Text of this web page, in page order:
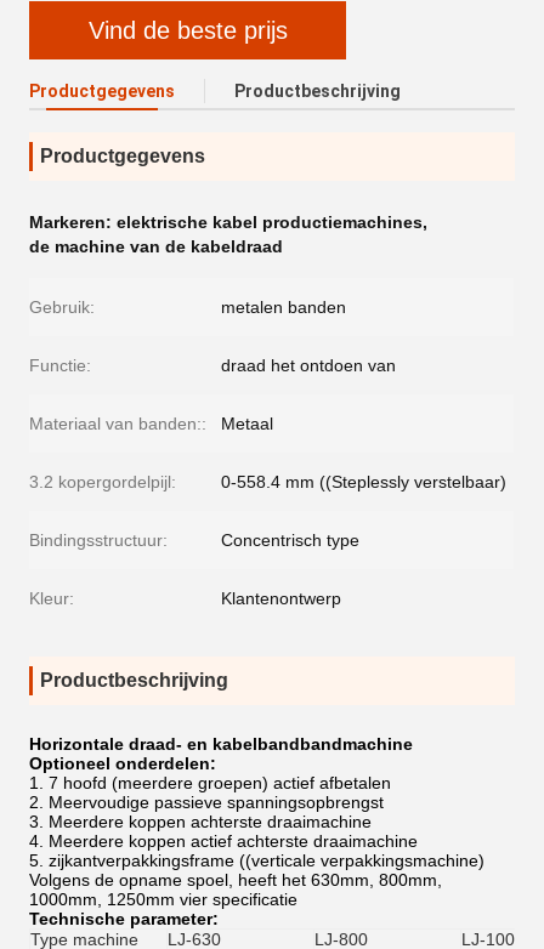
Vind de beste prijs
Productgegevens Productbeschrijving
Productgegevens
Markeren: elektrische kabel productiemachines,
de machine van de kabeldraad
Gebruik: metalen banden
Functie: draad het ontdoen van
Materiaal van banden:: Metaal
3.2 kopergordelpijl: 0-558.4 mm ((Steplessly verstelbaar)
Bindingsstructuur: Concentrisch type
Kleur: Klantenontwerp
Productbeschrijving
Horizontale draad- en kabelbandbandmachine
Optioneel onderdelen:
1. 7 hoofd (meerdere groepen) actief afbetalen
2. Meervoudige passieve spanningsopbrengst
3. Meerdere koppen achterste draaimachine
4. Meerdere koppen actief achterste draaimachine
5. zijkantverpakkingsframe ((verticale verpakkingsmachine)
Volgens de opname spoel, heeft het 630mm, 800mm,
1000mm, 1250mm vier specificatie
Technische parameter:
Type machine
LJ-630 LJ-800 LJ-1000